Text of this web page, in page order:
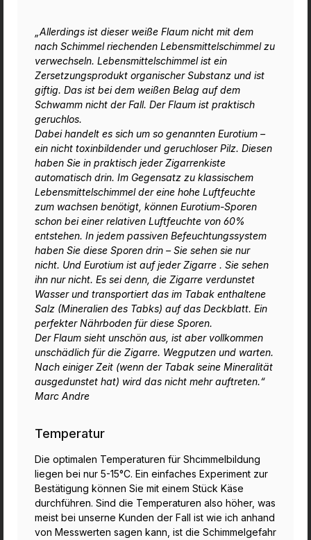
„Allerdings ist dieser weiße Flaum nicht mit dem
nach Schimmel riechenden Lebensmittelschimmel zu
verwechseln. Lebensmittelschimmel ist ein
Zersetzungsprodukt organischer Substanz und ist
giftig. Das ist bei dem weißen Belag auf dem
Schwamm nicht der Fall. Der Flaum ist praktisch
geruchlos.
Dabei handelt es sich um so genannten Eurotium –
ein nicht toxinbildender und geruchloser Pilz. Diesen
haben Sie in praktisch jeder Zigarrenkiste
automatisch drin. Im Gegensatz zu klassischem
Lebensmittelschimmel der eine hohe Luftfeuchte
zum wachsen benötigt, können Eurotium-Sporen
schon bei einer relativen Luftfeuchte von 60%
entstehen. In jedem passiven Befeuchtungssystem
haben Sie diese Sporen drin – Sie sehen sie nur
nicht. Und Eurotium ist auf jeder Zigarre . Sie sehen
ihn nur nicht. Es sei denn, die Zigarre verdunstet
Wasser und transportiert das im Tabak enthaltene
Salz (Mineralien des Tabks) auf das Deckblatt. Ein
perfekter Nährboden für diese Sporen.
Der Flaum sieht unschön aus, ist aber vollkommen
unschädlich für die Zigarre. Wegputzen und warten.
Nach einiger Zeit (wenn der Tabak seine Mineralität
ausgedunstet hat) wird das nicht mehr auftreten.“
Marc Andre
Temperatur
Die optimalen Temperaturen für Shcimmelbildung
liegen bei nur 5-15°C. Ein einfaches Experiment zur
Bestätigung können Sie mit einem Stück Käse
durchführen. Sind die Temperaturen also höher, was
meist bei unserne Kunden der Fall ist wie ich anhand
von Messwerten sagen kann, ist die Schimmelgefahr